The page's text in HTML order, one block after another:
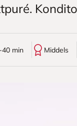
40 min Middels